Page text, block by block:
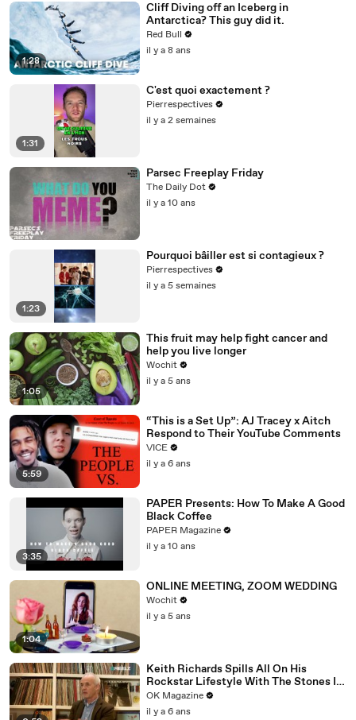
1:28
Cliff Diving off an Iceberg in
Antarctica? This guy did it.
Red Bull
il y a 8 ans
1:31
C'est quoi exactement ?
Pierrespectives
il y a 2 semaines
Parsec Freeplay Friday
The Daily Dot
il y a 10 ans
1:23
Pourquoi bâiller est si contagieux ?
Pierrespectives
il y a 5 semaines
1:05
This fruit may help fight cancer and
help you live longer
Wochit
il y a 5 ans
5:59
“This is a Set Up”: AJ Tracey x Aitch
Respond to Their YouTube Comments
VICE
il y a 6 ans
3:35
PAPER Presents: How To Make A Good
Black Coffee
PAPER Magazine
il y a 10 ans
1:04
ONLINE MEETING, ZOOM WEDDING
Wochit
il y a 5 ans
Keith Richards Spills All On His
Rockstar Lifestyle With The Stones In
New REELZ Doc: Watch
OK Magazine
il y a 6 ans